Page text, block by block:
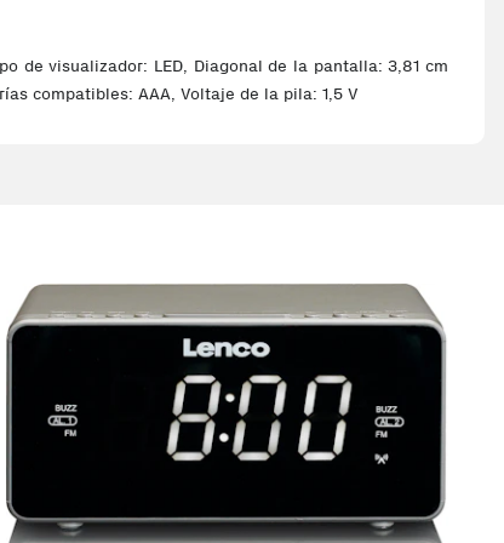
de visualizador: LED, Diagonal de la pantalla: 3,81 cm
compatibles: AAA, Voltaje de la pila: 1,5 V